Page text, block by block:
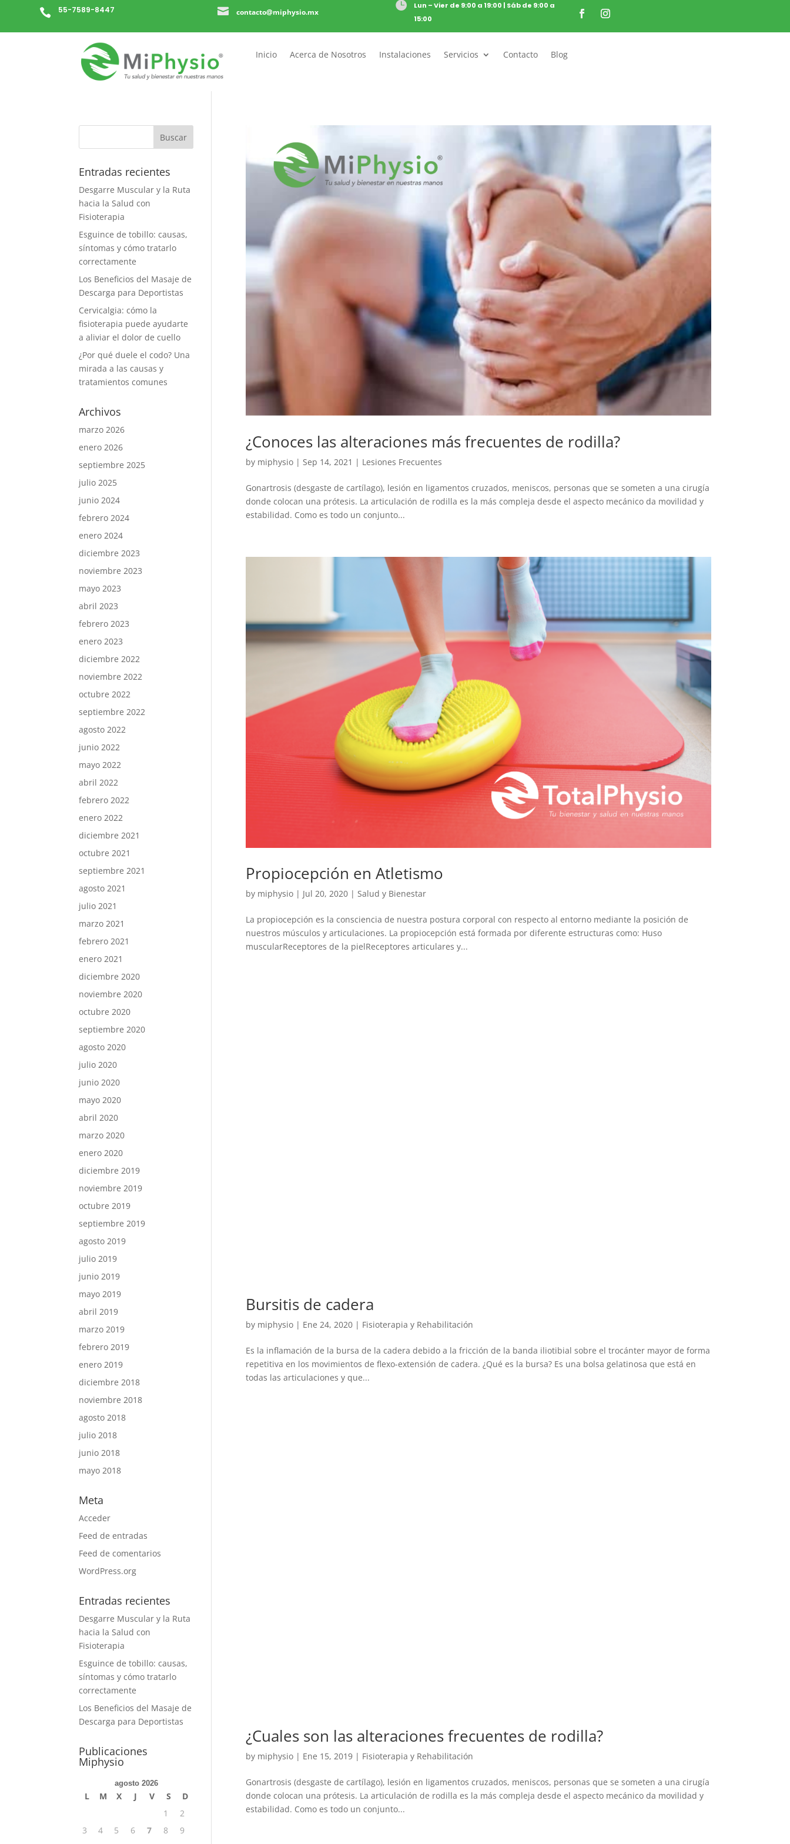
 55-7589-8447  contacto@miphysio.mx

Lun – Vier de 9:00 a 19:00 | Sáb de 9:00 a
15:00
Inicio Acerca de Nosotros Instalaciones Servicios Contacto Blog
¿Conoces las alteraciones más frecuentes de rodilla?
by miphysio| Sep 14, 2021 | Lesiones Frecuentes
Gonartrosis (desgaste de cartílago), lesión en ligamentos cruzados, meniscos, personas que se someten a una cirugía
donde colocan una prótesis. La articulación de rodilla es la más compleja desde el aspecto mecánico da movilidad y
estabilidad. Como es todo un conjunto...
Propiocepción en Atletismo
by miphysio| Jul 20, 2020| Salud y Bienestar
La propiocepción es la consciencia de nuestra postura corporal con respecto al entorno mediante la posición de
nuestros músculos y articulaciones. La propiocepción está formada por diferente estructuras como: Huso
muscularReceptores de la pielReceptores articulares y...
Bursitis de cadera
by miphysio| Ene 24, 2020| Fisioterapia y Rehabilitación
Es la inflamación de la bursa de la cadera debido a la fricción de la banda iliotibial sobre el trocánter mayor de forma
repetitiva en los movimientos de flexo-extensión de cadera. ¿Qué es la bursa? Es una bolsa gelatinosa que está en
todas las articulaciones y que...
¿Cuales son las alteraciones frecuentes de rodilla?
by miphysio| Ene 15, 2019| Fisioterapia y Rehabilitación
Gonartrosis (desgaste de cartílago), lesión en ligamentos cruzados, meniscos, personas que se someten a una cirugía
donde colocan una prótesis. La articulación de rodilla es la más compleja desde el aspecto mecánico da movilidad y
estabilidad. Como es todo un conjunto...
Entradas recientes
Desgarre Muscular y la Ruta
hacia la Salud con
Fisioterapia
Esguince de tobillo: causas,
síntomas y cómo tratarlo
correctamente
Los Beneficios del Masaje de
Descarga para Deportistas
Cervicalgia: cómo la
fisioterapia puede ayudarte
a aliviar el dolor de cuello
¿Por qué duele el codo? Una
mirada a las causas y
tratamientos comunes
Archivos
marzo 2026
enero 2026
septiembre 2025
julio 2025
junio 2024
febrero 2024
enero 2024
diciembre 2023
noviembre 2023
mayo 2023
abril 2023
febrero 2023
enero 2023
diciembre 2022
noviembre 2022
octubre 2022
septiembre 2022
agosto 2022
junio 2022
mayo 2022
abril 2022
febrero 2022
enero 2022
diciembre 2021
octubre 2021
septiembre 2021
agosto 2021
julio 2021
marzo 2021
febrero 2021
enero 2021
diciembre 2020
noviembre 2020
octubre 2020
septiembre 2020
agosto 2020
julio 2020
junio 2020
mayo 2020
abril 2020
marzo 2020
enero 2020
diciembre 2019
noviembre 2019
octubre 2019
septiembre 2019
agosto 2019
julio 2019
junio 2019
mayo 2019
abril 2019
marzo 2019
febrero 2019
enero 2019
diciembre 2018
noviembre 2018
agosto 2018
julio 2018
junio 2018
mayo 2018
Meta
Acceder
Feed de entradas
Feed de comentarios
WordPress.org
Entradas recientes
Desgarre Muscular y la Ruta
hacia la Salud con
Fisioterapia
Esguince de tobillo: causas,
síntomas y cómo tratarlo
correctamente
Los Beneficios del Masaje de
Descarga para Deportistas
Publicaciones
Miphysio
agosto 2026
L M X J V S
D
1
2
3
4 5 6 7 8
9